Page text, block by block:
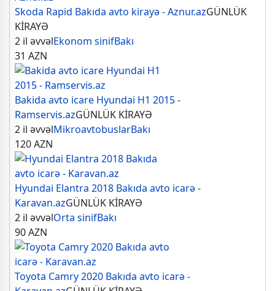
Skoda Rapid Bakıda avto kirayə - Aznur.azGÜNLÜK
KİRAYƏ
2 il əvvəlEkonom sinifBakı
31 AZN
Bakida avto icare Hyundai H1 2015 -
Ramservis.azGÜNLÜK KİRAYƏ
2 il əvvəlMikroavtobuslarBakı
120AZN
Hyundai Elantra 2018 Bakıda avto icarə -
Karavan.azGÜNLÜK KİRAYƏ
2 il əvvəlOrta sinifBakı
90AZN
Toyota Camry 2020 Bakıda avto icarə -